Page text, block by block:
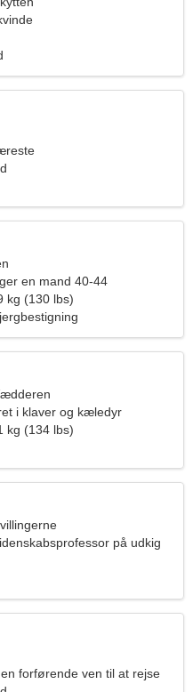
en mand 40-44
kg (130 lbs)
i klaver og kæledyr
kg (134 lbs)
på udkig
forførende ven til at rejse